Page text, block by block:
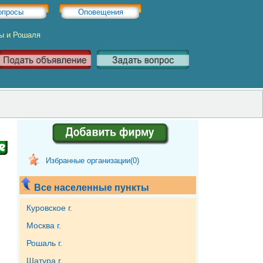
Оповещения
и Рошаля
Избранные организации(0)
Все населенные пункты
Куровское г.
Москва г.
Рошаль г.
Шатура г.